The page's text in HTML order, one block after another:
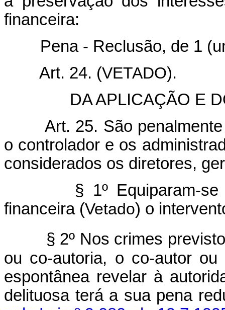
financeira:
Pena - Reclusão, de 1
Art. 24. (VETADO).
DA APLICAÇÃO E
Art. 25. São
o controlador e os
considerados os diretores,
§ 1º Equiparam-
financeira (Vetado) o
§ 2º Nos crimes
ou co-autoria, o co-autor
espontânea revelar à
delituosa terá a sua pena